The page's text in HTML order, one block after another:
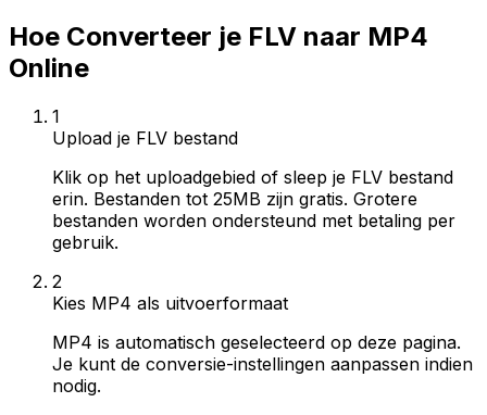
Hoe Converteer je FLV naar MP4
Online
1
Upload je FLV bestand
Klik op het uploadgebied of sleep je FLV bestand
erin. Bestanden tot 25MB zijn gratis. Grotere
bestanden worden ondersteund met betaling per
gebruik.
2
Kies MP4 als uitvoerformaat
MP4 is automatisch geselecteerd op deze pagina.
Je kunt de conversie-instellingen aanpassen indien
nodig.